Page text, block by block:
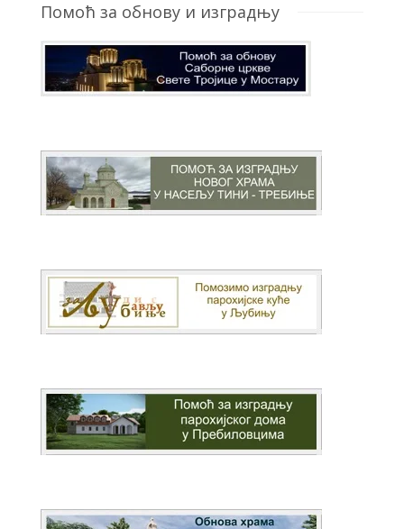
Помоћ за обнову и изградњу